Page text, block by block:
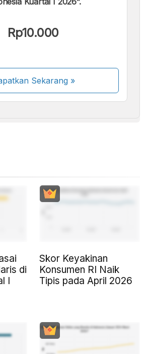
Rp10.000
Sekarang»
pembayaran masih dalam
di
I
Skor Keyakinan
Konsumen RI Naik
Tipis pada April 2026